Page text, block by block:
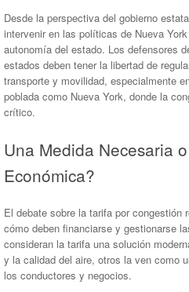
Desde la perspectiva del gobierno
intervenir en las políticas de Nueva
autonomía del estado. Los defensores
estados deben tener la libertad de
transporte y movilidad, especialmente
poblada como Nueva York, donde la
crítico.
Una Medida Necesaria
Económica?
El debate sobre la tarifa por congestión
cómo deben financiarse y gestionarse
consideran la tarifa una solución
y la calidad del aire, otros la ven como
los conductores y negocios.